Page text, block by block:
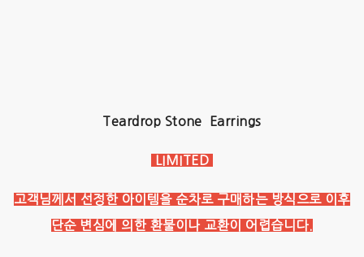
Teardrop Stone Earrings
LIMITED
고객님께서 선정한 아이템을 순차로 구매하는 방식으로 이후
단순 변심에 의한 환불이나 교환이 어렵습니다.